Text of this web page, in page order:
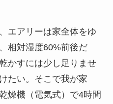
エアリーは家全体をゆ
相対湿度60%前後だ
かすには少し足りませ
たい。そこで我が家
燥機（電気式）で4時間